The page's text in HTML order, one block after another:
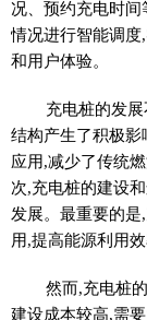
况、预约充电时
情况进行智能调
和用户体验。
充电桩的发
结构产生了积极
应用,减少了传统
次,充电桩的建设
发展。最重要的是
用,提高能源利用
然而,充电桩
建设成本较高,需